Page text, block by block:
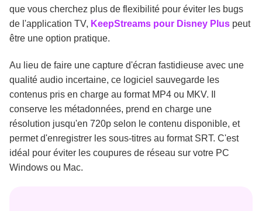
que vous cherchez plus de flexibilité pour éviter les bugs
de l'application TV, KeepStreams pour Disney Plus peut
être une option pratique.
Au lieu de faire une capture d'écran fastidieuse avec une
qualité audio incertaine, ce logiciel sauvegarde les
contenus pris en charge au format MP4 ou MKV. Il
conserve les métadonnées, prend en charge une
résolution jusqu'en 720p selon le contenu disponible, et
permet d'enregistrer les sous-titres au format SRT. C'est
idéal pour éviter les coupures de réseau sur votre PC
Windows ou Mac.